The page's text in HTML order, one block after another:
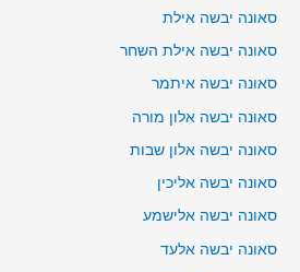
סאונה יבשה אילת
סאונה יבשה אילת השחר
סאונה יבשה איתמר
סאונה יבשה אלון מורה
סאונה יבשה אלון שבות
סאונה יבשה אליכין
סאונה יבשה אלישמע
סאונה יבשה אלעד